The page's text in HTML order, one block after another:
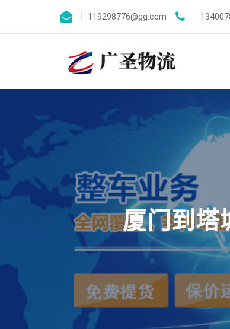
119298776@gg.com
厦门到塔